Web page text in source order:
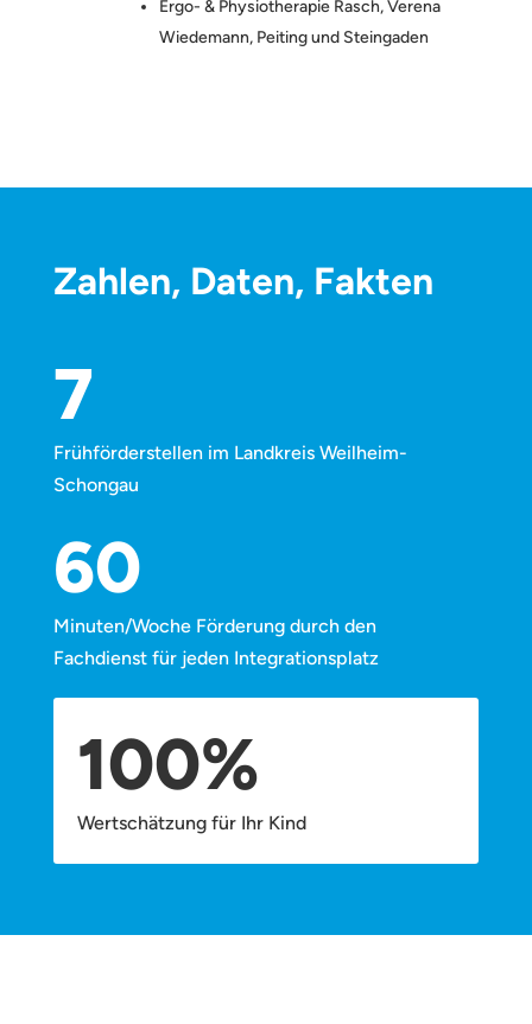
Ergo- & Physiotherapie Rasch, Verena
Wiedemann, Peiting und Steingaden
Zahlen, Daten, Fakten
7
Frühförderstellen im Landkreis Weilheim-
Schongau
60
Minuten/Woche Förderung durch den
Fachdienst für jeden Integrationsplatz
100%
Wertschätzung für Ihr Kind